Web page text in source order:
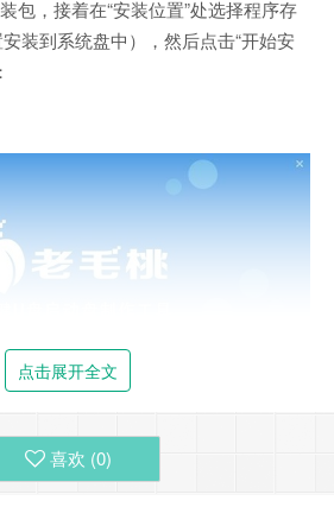
包，接着在“安装位置”处选择程序存
装到系统盘中），然后点击“开始安
点击展开全文
喜欢 (0)